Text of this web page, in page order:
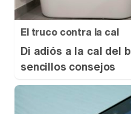
El truco contra la cal
Di adiós a la cal del
sencillos consejos